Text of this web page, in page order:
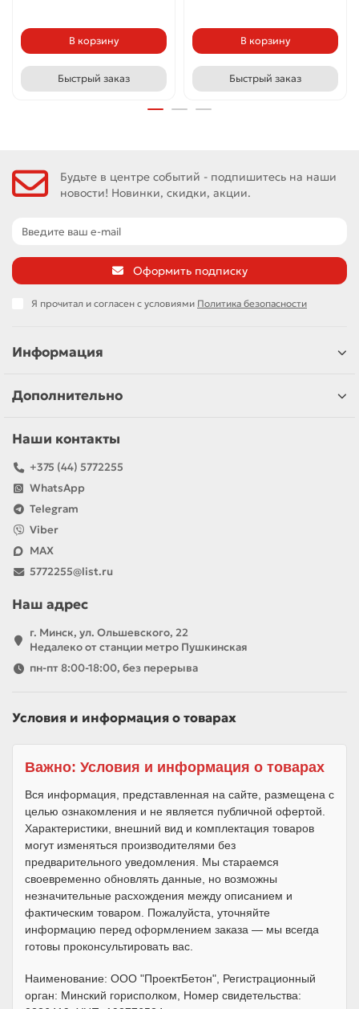
В корзину
Быстрый заказ
В корзину
Быстрый заказ
Будьте в центре событий - подпишитесь на наши
новости! Новинки, скидки, акции.
Оформить подписку
Я прочитал и согласен с условиями Политика безопасности
Информация
Дополнительно
Наши контакты
+375 (44) 5772255
WhatsApp
Telegram
Viber
MAX
5772255@list.ru
Наш адрес
г. Минск, ул. Ольшевского, 22
Недалеко от станции метро Пушкинская
пн-пт 8:00-18:00, без перерыва
Условия и информация о товарах
Важно: Условия и информация о товарах
Вся информация, представленная на сайте, размещена с
целью ознакомления и не является публичной офертой.
Характеристики, внешний вид и комплектация товаров
могут изменяться производителями без
предварительного уведомления. Мы стараемся
своевременно обновлять данные, но возможны
незначительные расхождения между описанием и
фактическим товаром. Пожалуйста, уточняйте
информацию перед оформлением заказа — мы всегда
готовы проконсультировать вас.
Наименование: ООО "ПроектБетон", Регистрационный
орган: Минский горисполком, Номер свидетельства: